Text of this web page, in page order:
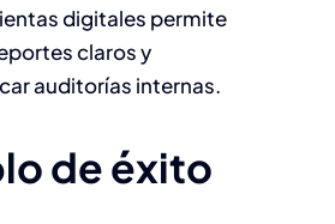
digitales permite
claros y
auditorías internas.
de éxito